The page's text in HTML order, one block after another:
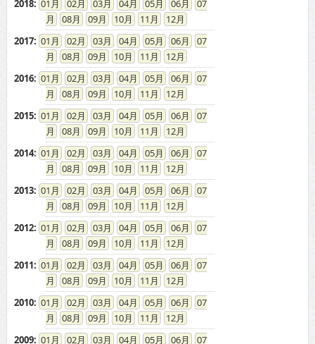
01 02 03 04 05 06
08
09 10 11
12
01 02 03 04 05 06
08
09 10 11
12
01 02 03 04 05 06
08
09 10 11
12
01 02 03 04 05 06
08
09 10 11
12
01 02 03 04 05 06
08
09 10 11
12
01 02 03 04 05 06
08
09 10 11
12
01 02 03 04 05 06
08
09 10 11
12
01 02 03 04 05 06
08
09 10 11
12
01 02 03 04 05 06
08
09 10 11
12